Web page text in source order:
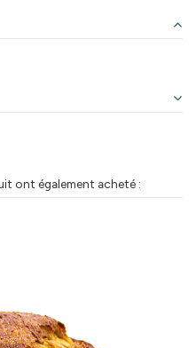
ont également acheté :